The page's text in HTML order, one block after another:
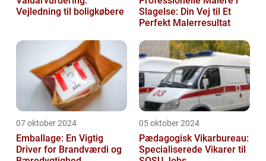
Vejledning til boligkøbere
Slagelse: Din Vej til Et
Perfekt Malerresultat
07 oktober 2024
Emballage: En Vigtig
Driver for Brandværdi og
05 oktober 2024
Pædagogisk Vikarbureau:
Specialiserede Vikarer til